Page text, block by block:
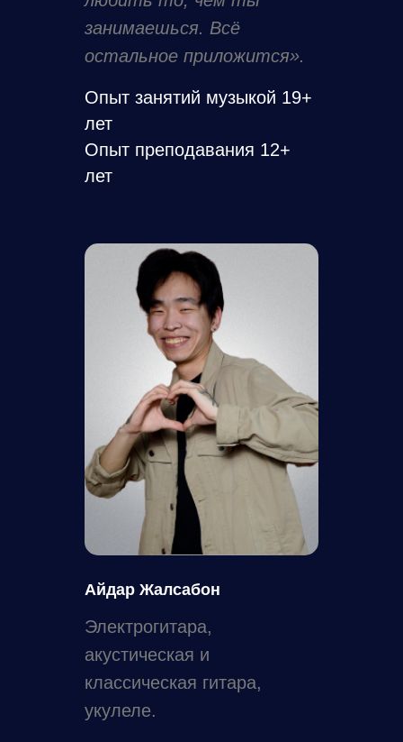
занимаешься. Всё
остальное приложится».
Опыт занятий музыкой 19+
лет
Опыт преподавания 12+
лет
Айдар Жалсабон
Электрогитара,
акустическая и
классическая гитара,
укулеле.